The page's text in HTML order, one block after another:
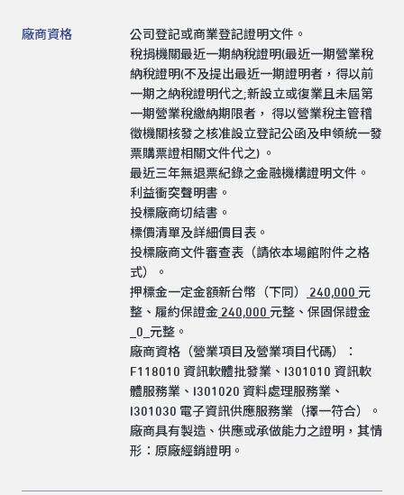
廠商資格
公司登記或商業登記證明文件。
稅捐機關最近一期納稅證明(最近一期營業稅
納稅證明(不及提出最近一期證明者，得以前
一期之納稅證明代之;新設立或復業且未屆第
一期營業稅繳納期限者， 得以營業稅主管稽
徵機關核發之核准設立登記公函及申領統一發
票購票證相關文件代之) 。
最近三年無退票紀錄之金融機構證明文件。
利益衝突聲明書。
投標廠商切結書。
標價清單及詳細價目表。
投標廠商文件審查表（請依本場館附件之格
式）。
押標金一定金額新台幣（下同）
240,000 元
整、履約保證金 240,000 元整、保固保證金
_0_元整。
廠商資格（營業項目及營業項目代碼）：
F118010 資訊軟體批發業、I301010 資訊軟
體服務業、I301020 資料處理服務業、
I301030 電子資訊供應服務業（擇一符合）。
廠商具有製造、供應或承做能力之證明，其情
形：原廠經銷證明。